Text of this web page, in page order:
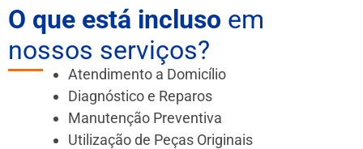
O que está incluso em
nossos serviços?
Atendimento a Domicílio
Diagnóstico e Reparos
Manutenção Preventiva
Utilização de Peças Originais